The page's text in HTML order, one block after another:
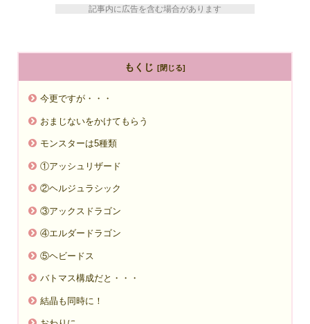
記事内に広告を含む場合があります
もくじ
今更ですが・・・
おまじないをかけてもらう
モンスターは5種類
①アッシュリザード
②ヘルジュラシック
③アックスドラゴン
④エルダードラゴン
⑤ヘビードス
バトマス構成だと・・・
結晶も同時に！